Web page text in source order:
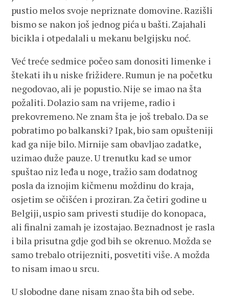
pustio melos svoje nepriznate domovine. Razišli
bismo se nakon još jednog pića u bašti. Zajahali
bicikla i otpedalali u mekanu belgijsku noć.
Već treće sedmice počeo sam donositi limenke i
štekati ih u niske frižidere. Rumun je na početku
negodovao, ali je popustio. Nije se imao na šta
požaliti. Dolazio sam na vrijeme, radio i
prekovremeno. Ne znam šta je još trebalo. Da se
pobratimo po balkanski? Ipak, bio sam opušteniji
kad ga nije bilo. Mirnije sam obavljao zadatke,
uzimao duže pauze. U trenutku kad se umor
spuštao niz leđa u noge, tražio sam dodatnog
posla da iznojim kičmenu moždinu do kraja,
osjetim se očišćen i proziran. Za četiri godine u
Belgiji, uspio sam privesti studije do konopaca,
ali finalni zamah je izostajao. Beznadnost je rasla
i bila prisutna gdje god bih se okrenuo. Možda se
samo trebalo otrijezniti, posvetiti više. A možda
to nisam imao u srcu.
U slobodne dane nisam znao šta bih od sebe.